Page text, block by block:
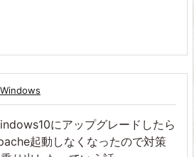
Windows
にアップグレードしたら
起動しなくなったので対策